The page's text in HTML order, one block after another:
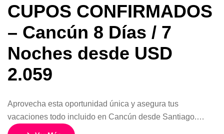
CUPOS CONFIRMADOS
– Cancún 8 Días / 7
Noches desde USD
2.059
Aprovecha esta oportunidad única y asegura tus
vacaciones todo incluido en Cancún desde Santiago.
Disfruta de playas de arena blanca, aguas turquesas y